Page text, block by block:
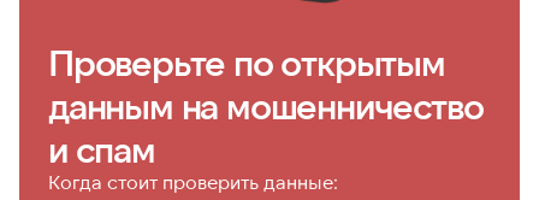
Проверьте по открытым
данным на мошенничество
и спам
Когда стоит проверить данные: